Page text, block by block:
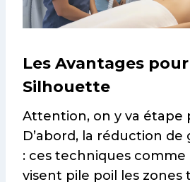
Les Avantages
Silhouette
Attention, on y va étape
D’abord, la réduction de
: ces techniques comme
visent pile poil les zones